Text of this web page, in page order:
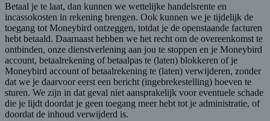
Betaal je te laat, dan kunnen we wettelijke handelsrente en
incassokosten in rekening brengen. Ook kunnen we je tijdelijk de
toegang tot Moneybird ontzeggen, totdat je de openstaande facturen
hebt betaald. Daarnaast hebben we het recht om de overeenkomst te
ontbinden, onze dienstverlening aan jou te stoppen en je Moneybird
account, betaalrekening of betaalpas te (laten) blokkeren of je
Moneybird account of betaalrekening te (laten) verwijderen, zonder
dat we je daarvoor eerst een bericht (ingebrekestelling) hoeven te
sturen. We zijn in dat geval niet aansprakelijk voor eventuele schade
die je lijdt doordat je geen toegang meer hebt tot je administratie, of
doordat de inhoud verwijderd is.